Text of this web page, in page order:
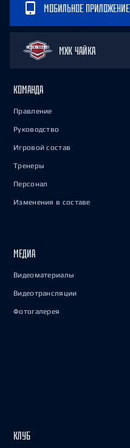
МОБИЛЬНОЕ ПРИЛОЖЕНИЕ
МХК ЧАЙКА
КОМАНДА
Правление
Руководство
Игровой состав
Тренеры
Персонал
Изменения в составе
МЕДИА
Видеоматериалы
Видеотрансляции
Фотогалерея
КЛУБ